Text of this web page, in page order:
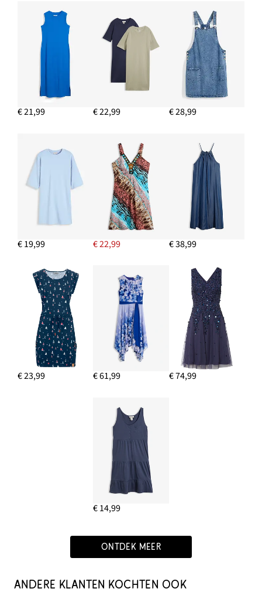
€ 21,99 € 22,99 € 28,99
€ 19,99 € 22,99 € 38,99
€ 23,99 € 61,99 € 74,99
€ 14,99
ONTDEK MEER
ANDERE KLANTEN KOCHTEN OOK